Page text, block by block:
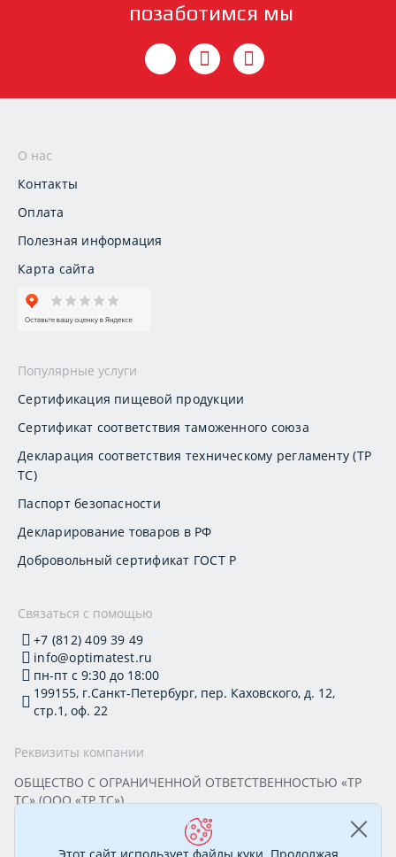
позаботимся мы
О нас
Контакты
Оплата
Полезная информация
Карта сайта
Популярные услуги
Сертификация пищевой продукции
Сертификат соответствия таможенного союза
Декларация соответствия техническому регламенту (ТР
ТС)
Паспорт безопасности
Декларирование товаров в РФ
Добровольный сертификат ГОСТ Р
Связаться с помощью
+7 (812) 409 39 49
info@optimatest.ru
пн-пт с 9:30 до 18:00
199155, г.Санкт-Петербург, пер. Каховского, д. 12,
стр.1, оф. 22
Реквизиты компании
ОБЩЕСТВО С ОГРАНИЧЕННОЙ ОТВЕТСТВЕННОСТЬЮ «ТР
ТС» (ООО «ТР ТС»)
Юридический адрес: 199155, г. Санкт-Петербург, пер.
Каховского, д. 12, стр. 1, помещение 22-Н
ИНН 7813295032 КПП 780101001 ОГРН 1177847388894